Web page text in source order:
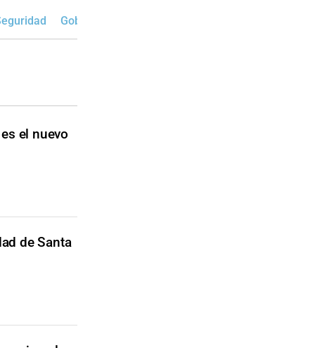
Gobierno de la Provincia
el nuevo
de Santa